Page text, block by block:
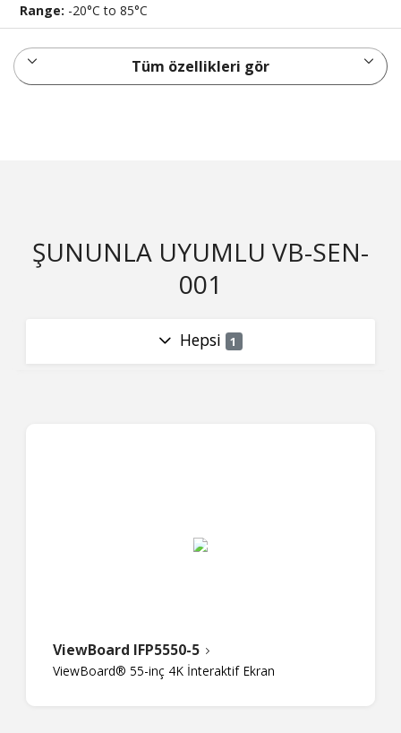
Range: -20°C to 85°C
Tüm özellikleri gör
ŞUNUNLA UYUMLU VB-SEN-
001
Hepsi 1
ViewBoard IFP5550-5
ViewBoard® 55-inç 4K İnteraktif Ekran